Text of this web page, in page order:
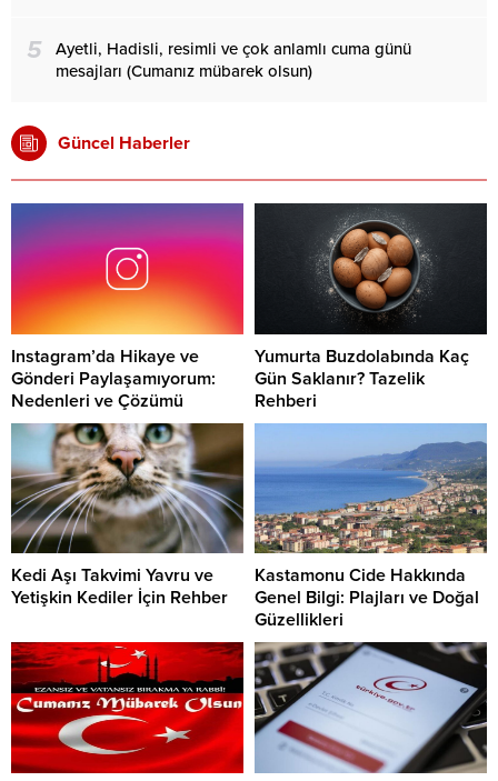
5
Ayetli, Hadisli, resimli ve çok anlamlı cuma günü
mesajları (Cumanız mübarek olsun)
Güncel Haberler
Instagram’da Hikaye ve
Gönderi Paylaşamıyorum:
Nedenleri ve Çözümü
Yumurta Buzdolabında Kaç
Gün Saklanır? Tazelik
Rehberi
Kedi Aşı Takvimi Yavru ve
Yetişkin Kediler İçin Rehber
Kastamonu Cide Hakkında
Genel Bilgi: Plajları ve Doğal
Güzellikleri